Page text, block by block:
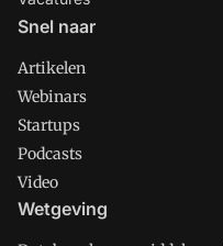
Snel naar
Artikelen
Webinars
Startups
Podcasts
Video
Wetgeving